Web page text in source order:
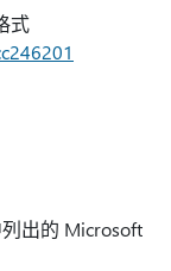
式
出的 Microsoft